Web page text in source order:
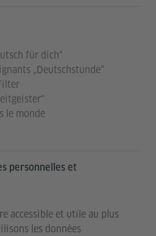
für dich“
„Deutschstunde“
le monde
personnelles et
accessible et utile au plus
les données